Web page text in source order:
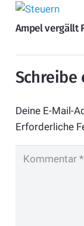
Ampel vergällt
Schreibe
Deine E-Mail-
Erforderliche